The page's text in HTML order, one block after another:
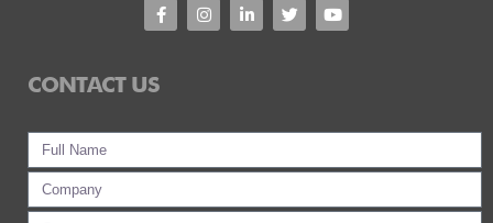
CONTACT US